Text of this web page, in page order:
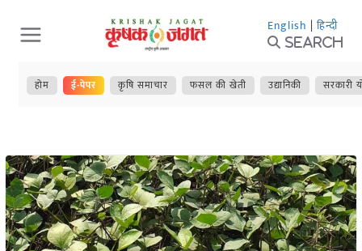
Skip
to
content
English | हिन्दी
Search
होम ई-पेपर कृषि समाचार फसल की खेती उद्यानिकी सरकारी